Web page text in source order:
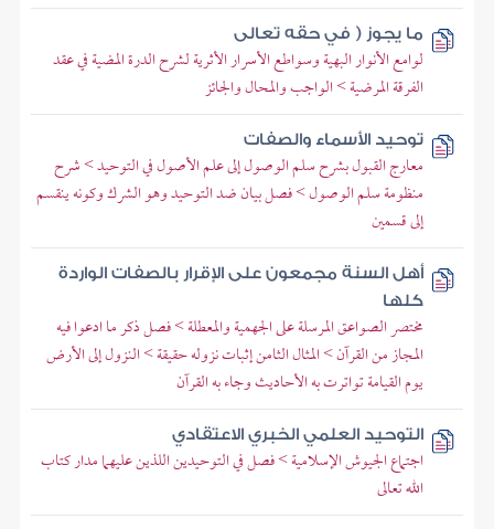
ما يجوز ( في حقه تعالى
لوامع الأنوار البهية وسواطع الأسرار الأثرية لشرح الدرة المضية في عقد
الفرقة المرضية > الواجب والمحال والجائز
توحيد الأسماء والصفات
معارج القبول بشرح سلم الوصول إلى علم الأصول في التوحيد > شرح
منظومة سلم الوصول > فصل بيان ضد التوحيد وهو الشرك وكونه ينقسم
إلى قسمين
أهل السنة مجمعون على الإقرار بالصفات الواردة
كلها
مختصر الصواعق المرسلة على الجهمية والمعطلة > فصل ذكر ما ادعوا فيه
المجاز من القرآن > المثال الثامن إثبات نزوله حقيقة > النزول إلى الأرض
يوم القيامة تواترت به الأحاديث وجاء به القرآن
التوحيد العلمي الخبري الاعتقادي
اجتماع الجيوش الإسلامية > فصل في التوحيدين اللذين عليهما مدار كتاب
الله تعالى